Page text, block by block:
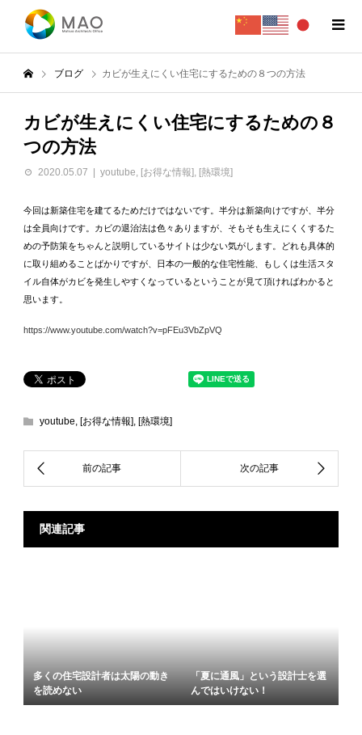
ブログ カビが生えにくい住宅にするための８つの方法
カビが生えにくい住宅にするための８
つの方法
2020.05.07 youtube [お得な情報], [熱環境]
今回は新築住宅を建てるためだけではないです。半分は新築向けですが、半分
は全員向けです。カビの退治法は色々ありますが、そもそも生えにくくするた
めの予防策をちゃんと説明しているサイトは少ない気がします。どれも具体的
に取り組めることばかりですが、日本の一般的な住宅性能、もしくは生活スタ
イル自体がカビを発生しやすくなっているということが見て頂ければわかると
思います。
https://www.youtube.com/watch?v=pFEu3VbZpVQ
youtube [お得な情報], [熱環境]
関連記事
多くの住宅設計者は太陽の動き
を読めない
「夏に通風」という設計士を選
んではいけない！